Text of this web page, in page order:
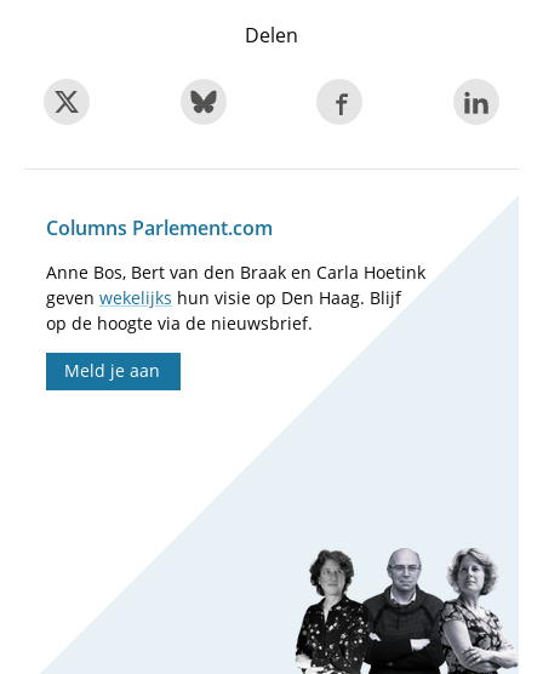
Delen
Columns Parlement.com
Anne Bos, Bert van den Braak en Carla Hoetink
geven wekelijks hun visie op Den Haag. Blijf
op de hoogte via de nieuwsbrief.
Meld je aan